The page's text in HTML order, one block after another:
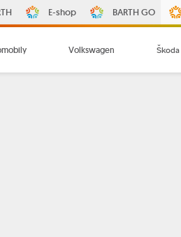
E-shop BARTH GO
Volkswagen Škoda